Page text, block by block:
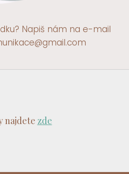
Napiš nám na e-mail
najdete zde